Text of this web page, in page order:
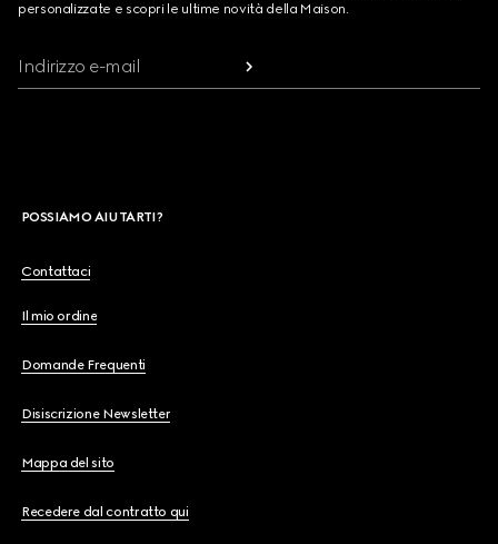
personalizzate e scopri le ultime novità della Maison.
Indirizzo e-mail
POSSIAMO AIUTARTI?
Contattaci
Il mio ordine
Domande Frequenti
Disiscrizione Newsletter
Mappa del sito
Recedere dal contratto qui